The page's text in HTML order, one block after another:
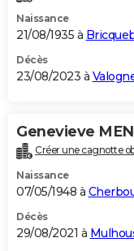
Naissance
21/08/1935 à
Décès
23/08/2023 à
Genevieve
Créer une cagnotte
Naissance
07/05/1948 à
Décès
29/08/2021 à